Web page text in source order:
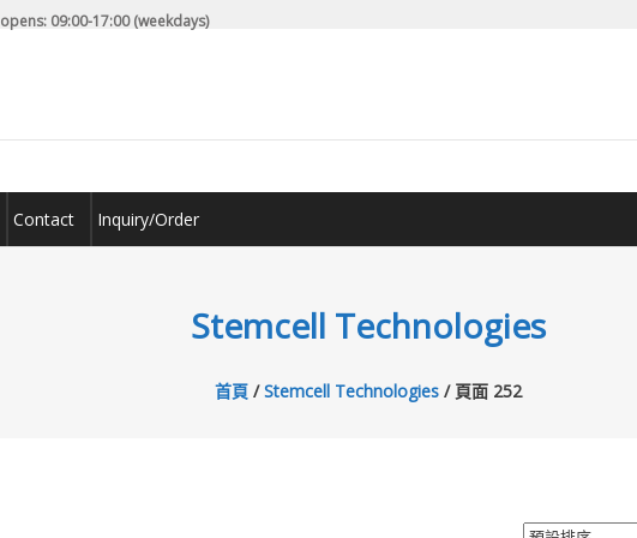
opens: 09:00-17:00 (weekdays)
Contact Inquiry/Order
Stemcell Technologies
首頁 /Stemcell Technologies / 頁面 252